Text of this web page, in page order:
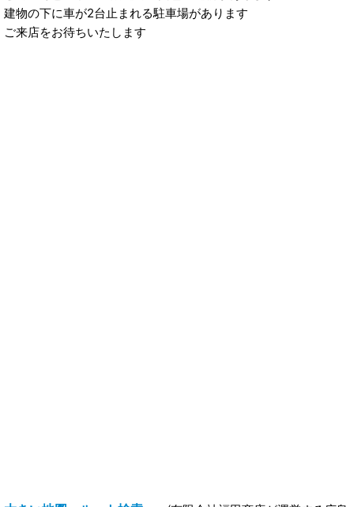
建物の下に車が2台止まれる駐車場があります
ご来店をお待ちいたします